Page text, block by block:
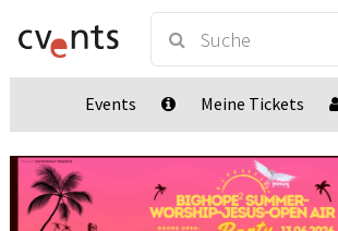
Events Meine Tickets